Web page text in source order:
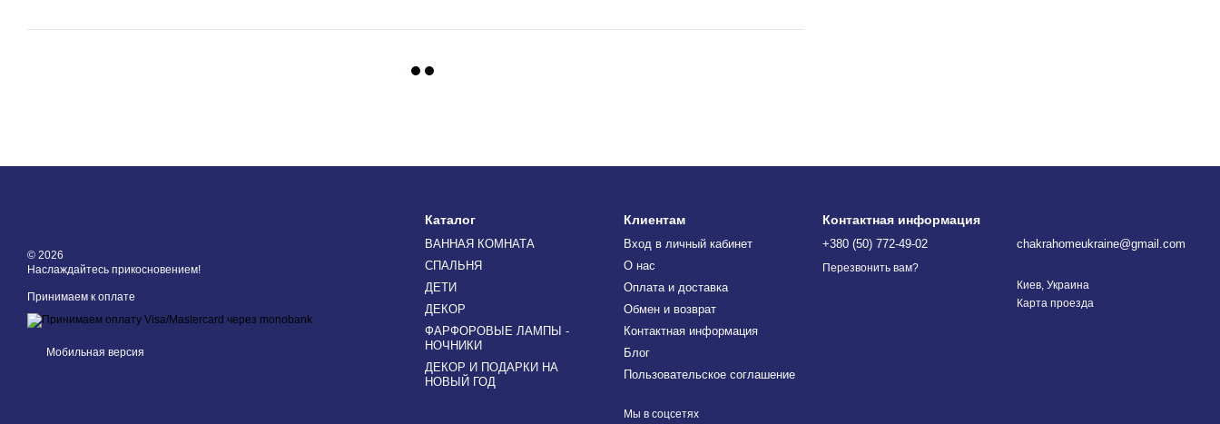
© 2026
Наслаждайтесь прикосновением!
Принимаем к оплате
Мобильная версия
Каталог
ВАННАЯ КОМНАТА
СПАЛЬНЯ
ДЕТИ
ДЕКОР
ФАРФОРОВЫЕ ЛАМПЫ -
НОЧНИКИ
ДЕКОР И ПОДАРКИ НА
НОВЫЙ ГОД
Клиентам
Вход в личный кабинет
О нас
Оплата и доставка
Обмен и возврат
Контактная информация
Блог
Пользовательское соглашение
Мы в соцсетях
Контактная информация
+380 (50) 772-49-02
Перезвонить вам?
chakrahomeukraine@gmail.com
Киев, Украина
Карта проезда